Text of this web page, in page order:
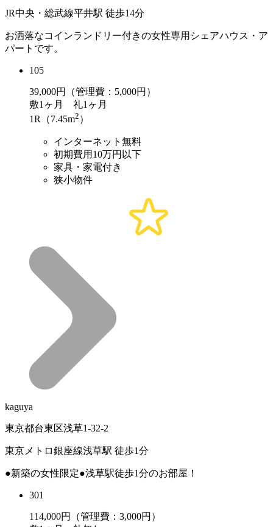
JR中央・総武線平井駅 徒歩14分
お洒落なコインランドリー付きの女性専用シェアハウス・ア
パートです。
105
39,000円（管理費：5,000円）
敷1ヶ月 礼1ヶ月
1R（7.45m2 ）
インターネット無料
初期費用10万円以下
家具・家電付き
狭小物件
kaguya
東京都台東区浅草1-32-2
東京メトロ銀座線浅草駅 徒歩1分
●新築の女性限定●浅草駅徒歩1分のお部屋！
301
114,000円（管理費：3,000円）